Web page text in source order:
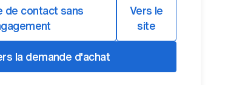
de contact sans
Vers le
site
la demande d'achat